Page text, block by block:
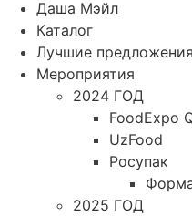
Даша Мэйл
Каталог
Лучшие предложения
Мероприятия
2024 ГОД
FoodExpo
UzFood
Росупак
2025 ГОД